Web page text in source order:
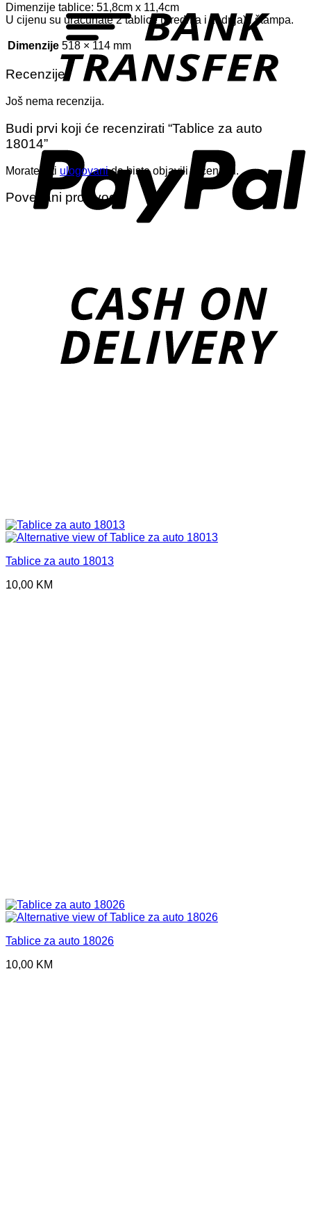
Dimenzije tablice: 51,8cm x 11,4cm
U cijenu su uračunate 2 tablice (prednja i zadnja) i štampa.
Dimenzije 518 × 114 mm
Recenzije
Još nema recenzija.
Budi prvi koji će recenzirati “Tablice za auto
18014”
Morate biti ulogovanida biste objavili recenziju.
Povezani proizvodi
Tablice za auto 18013
10,00 KM
Tablice za auto 18026
10,00 KM